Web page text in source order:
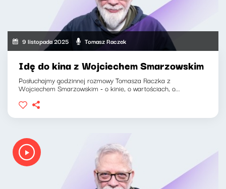
9 listopada 2025 Tomasz Raczek
Idę do kina z Wojciechem Smarzowskim
Posłuchajmy godzinnej rozmowy Tomasza Raczka z
Wojciechem Smarzowskim - o kinie, o wartościach, o...